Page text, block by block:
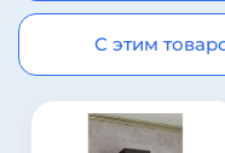
С этим